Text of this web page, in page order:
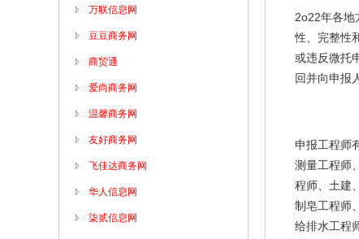
万联信息网
豆豆商务网
商贸通
爱尚商务网
温馨商务网
友好商务网
飞佳达商务网
华人信息网
柒贰信息网
2o22年各地
性、完整性
或违反微托
回并向申报
申报工程师
测量工程师
程师、土建
制皂工程师
给排水工程